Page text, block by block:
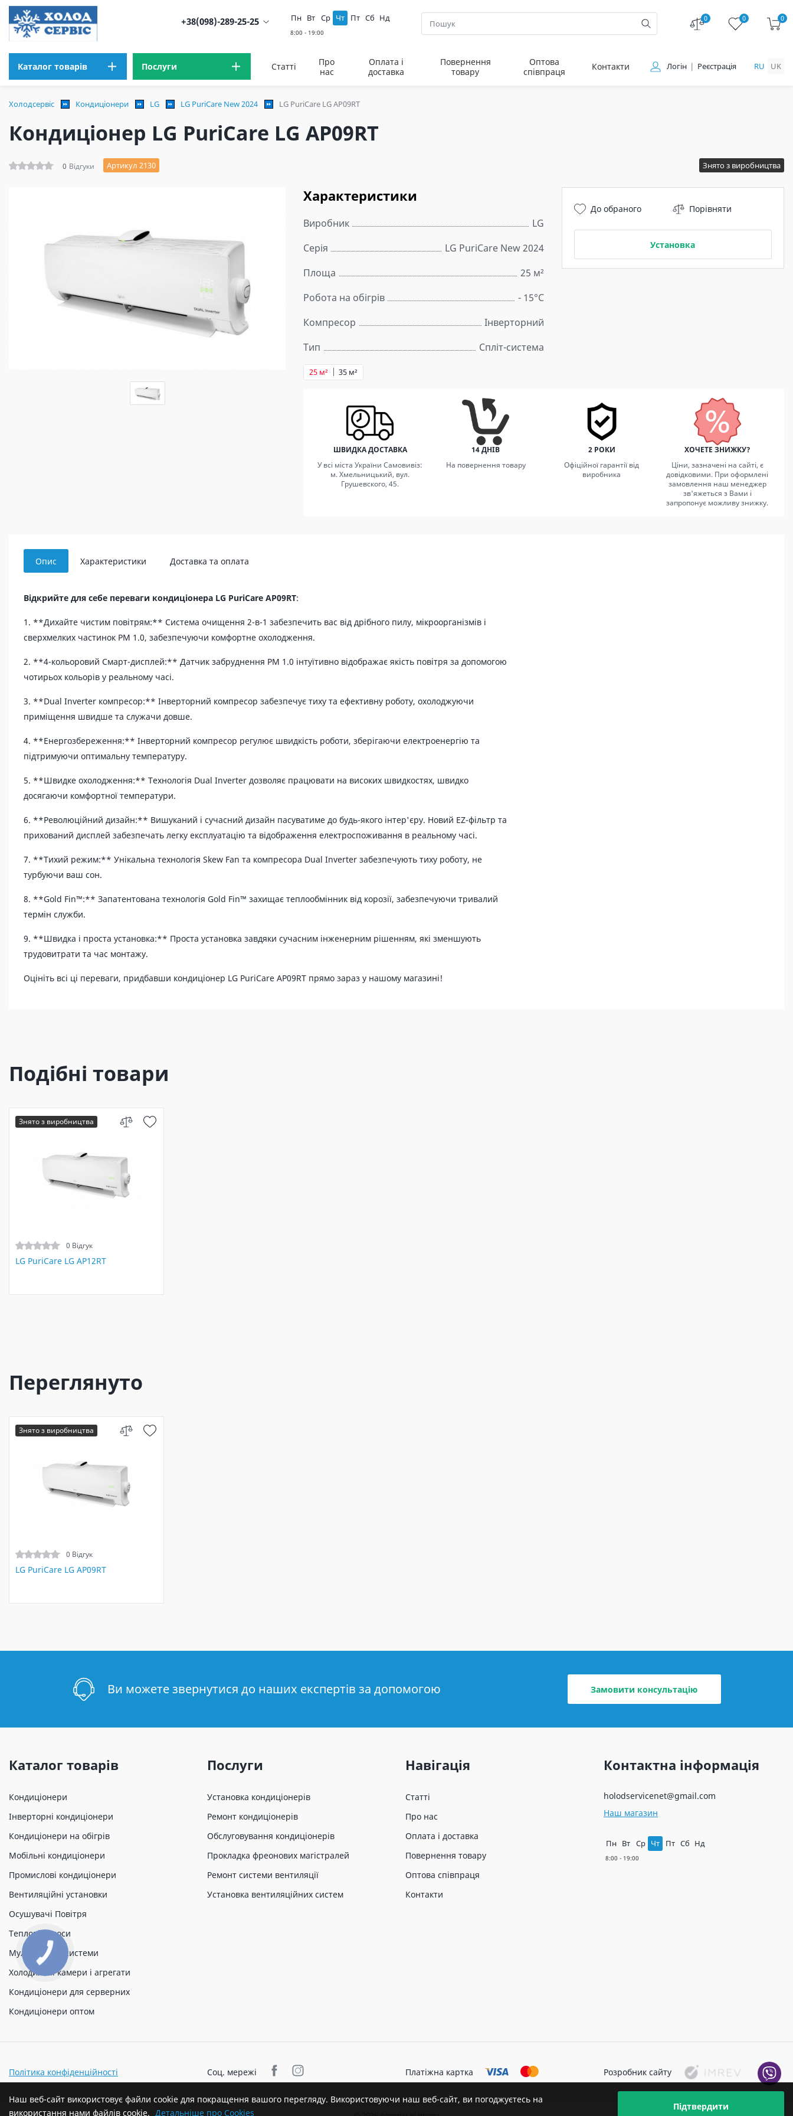
+38(098)-289-25-25 Пн Вт Ср Чт Пт Сб Нд 0 0 0
Каталог товарів Послуги Статті
Про
нас
Оплата і
доставка
Повернення
товару
Оптова
співпраця
Контакти Логін Реєстрація RU UK
Холодсервіс Кондиціонери LG LG PuriCare New 2024 LG PuriCare LG AP09RT
Кондиціонер LG PuriCare LG AP09RT
0 Відгуки Артикул 2130 Знято з виробництва
Характеристики
Виробник
LG
Серія
LG PuriCare New 2024
Площа
25 м²
Робота на обігрів
- 15°C
Компресор
Інверторний
Тип
Спліт-система
25 м² 35 м²
До обраного Порівняти
Установка
ШВИДКА ДОСТАВКА
У всі міста України Самовивіз:
м. Хмельницький, вул.
Грушевского, 45.
14 ДНІВ
На повернення товару
2 РОКИ
Офіційної гарантії від
виробника
ХОЧЕТЕ ЗНИЖКУ?
Ціни, зазначені на сайті, є
довідковими. При оформлені
замовлення наш менеджер
зв'яжеться з Вами і
запропонує можливу знижку.
Опис Характеристики Доставка та оплата
Відкрийте для себе переваги кондиціонера LG PuriCare AP09RT:
1. **Дихайте чистим повітрям:** Система очищення 2-в-1 забезпечить вас від дрібного пилу, мікроорганізмів і
сверхмелких частинок PM 1.0, забезпечуючи комфортне охолодження.
2. **4-кольоровий Смарт-дисплей:** Датчик забруднення PM 1.0 інтуїтивно відображає якість повітря за допомогою
чотирьох кольорів у реальному часі.
3. **Dual Inverter компресор:** Інверторний компресор забезпечує тиху та ефективну роботу, охолоджуючи
приміщення швидше та служачи довше.
4. **Енергозбереження:** Інверторний компресор регулює швидкість роботи, зберігаючи електроенергію та
підтримуючи оптимальну температуру.
5. **Швидке охолодження:** Технологія Dual Inverter дозволяє працювати на високих швидкостях, швидко
досягаючи комфортної температури.
6. **Революційний дизайн:** Вишуканий і сучасний дизайн пасуватиме до будь-якого інтер'єру. Новий EZ-фільтр та
прихований дисплей забезпечать легку експлуатацію та відображення електроспоживання в реальному часі.
7. **Тихий режим:** Унікальна технологія Skew Fan та компресора Dual Inverter забезпечують тиху роботу, не
турбуючи ваш сон.
8. **Gold Fin™:** Запатентована технологія Gold Fin™ захищає теплообмінник від корозії, забезпечуючи тривалий
термін служби.
9. **Швидка і проста установка:** Проста установка завдяки сучасним інженерним рішенням, які зменшують
трудовитрати та час монтажу.
Оцініть всі ці переваги, придбавши кондиціонер LG PuriCare AP09RT прямо зараз у нашому магазині!
Подібні товари
Знято з виробництва
0 Відгук
LG PuriCare LG AP12RT
Переглянуто
Знято з виробництва
0 Відгук
LG PuriCare LG AP09RT
Ви можете звернутися до наших експертів за допомогою Замовити консультацію
Каталог товарів
Кондиціонери
Інверторні кондиціонери
Кондиціонери на обігрів
Мобільні кондиціонери
Промислові кондиціонери
Вентиляційні установки
Осушувачі Повітря
Теплові насоси
Мульти спліт системи
Холодильні камери і агрегати
Кондиціонери для серверних
Кондиціонери оптом
Послуги
Установка кондиціонерів
Ремонт кондиціонерів
Обслуговування кондиціонерів
Прокладка фреонових магістралей
Ремонт системи вентиляції
Установка вентиляційних систем
Навігація
Статті
Про нас
Оплата і доставка
Повернення товару
Оптова співпраця
Контакти
Контактна інформація
holodservicenet@gmail.com
Наш магазин
Пн Вт Ср Чт Пт Сб Нд
Політика конфіденційності Соц. мережі Платіжна картка Розробник сайту
Наш веб-сайт використовує файли cookie для покращення вашого перегляду. Використовуючи наш веб-сайт, ви погоджуєтесь на
використання нами файлів cookie. Детальніше про Cookies
Підтвердити